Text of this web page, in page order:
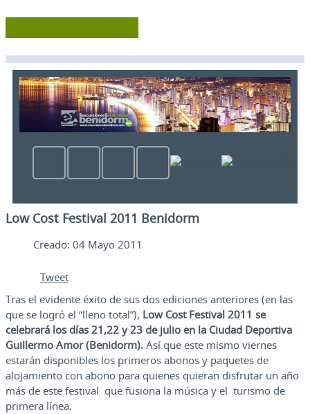
Low Cost Festival 2011 Benidorm
Creado: 04 Mayo 2011
Tweet
Tras el evidente éxito de sus dos ediciones anteriores (en las
que se logró el “lleno total”), Low Cost Festival 2011 se
celebrará los días 21,22 y 23 de julio en la Ciudad Deportiva
Guillermo Amor (Benidorm). Así que este mismo viernes
estarán disponibles los primeros abonos y paquetes de
alojamiento con abono para quienes quieran disfrutar un año
más de este festival que fusiona la música y el turismo de
primera línea.